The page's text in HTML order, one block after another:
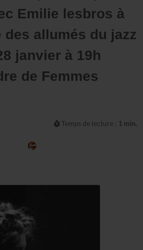
Emilie lesbros à
des allumés du jazz
janvier à 19h
de Femmes
Temps de lecture : 1 min.